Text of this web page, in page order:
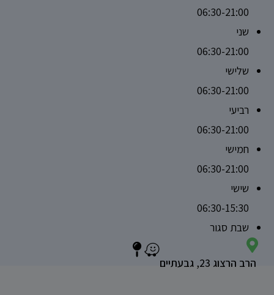
06:30-21:00
שני
06:30-21:00
שלישי
06:30-21:00
רביעי
06:30-21:00
חמישי
06:30-21:00
שישי
06:30-15:30
שבת סגור
הרב הרצוג 23, גבעתיים